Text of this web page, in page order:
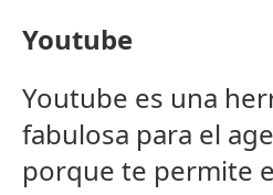
Youtube
Youtube es una
fabulosa para el
porque te permite